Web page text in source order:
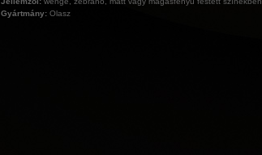
Gyártmány: Olasz